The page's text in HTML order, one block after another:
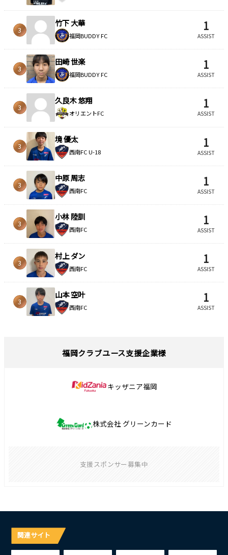
3
竹下 大華
福岡BUDDY FC
1
ASSIST
3
田崎 世楽
福岡BUDDY FC
1
ASSIST
3
久良木 悠翔
オリエントFC
1
ASSIST
3
境 優太
西南FC U-18
1
ASSIST
3
中原 周志
西南FC
1
ASSIST
3
小林 陸訓
西南FC
1
ASSIST
3
村上 ダン
西南FC
1
ASSIST
3
山本 空叶
西南FC
1
ASSIST
福岡クラブユース支援企業様
キッザニア福岡
株式会社 グリーンカード
支援スポンサー募集中
関連サイト